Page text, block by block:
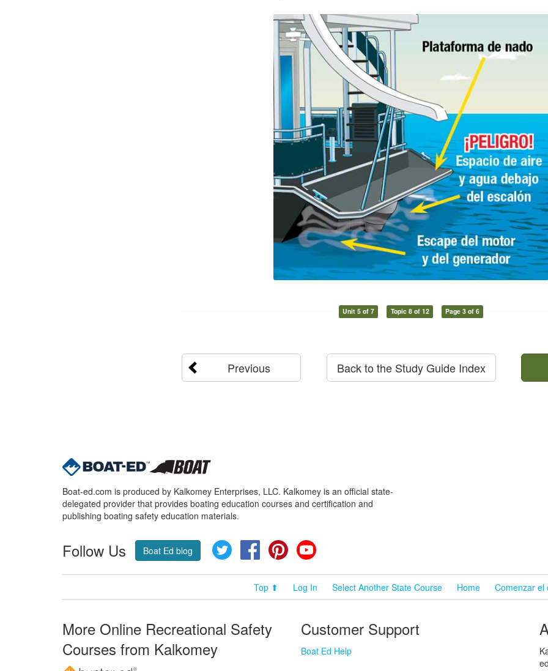
Unit 5 of 7 Topic 8 of 12 Page 3 of 6
Previous Back to the Study Guide Index
Boat-ed.com is produced by Kalkomey Enterprises, LLC. Kalkomey is an official state-
delegated provider that provides boating education courses and certification and
publishing boating safety education materials.
Follow Us Boat Ed blog Twitter FacebookPinterest
Top ⬆ Log In Select Another State Course Home Comenzar el
More Online Recreational Safety
Courses from Kalkomey
Customer Support
Boat Ed Help